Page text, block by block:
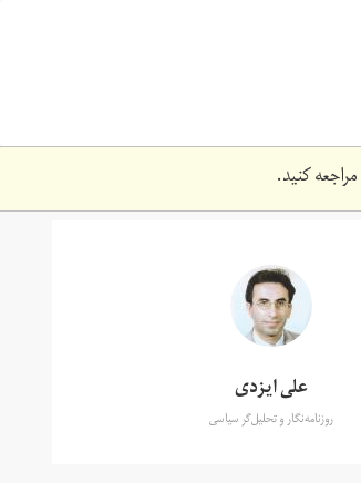
مراجعه کنید.
علی ایزدی
روزنامه‌نگار و تحلیل‌گر سیاسی